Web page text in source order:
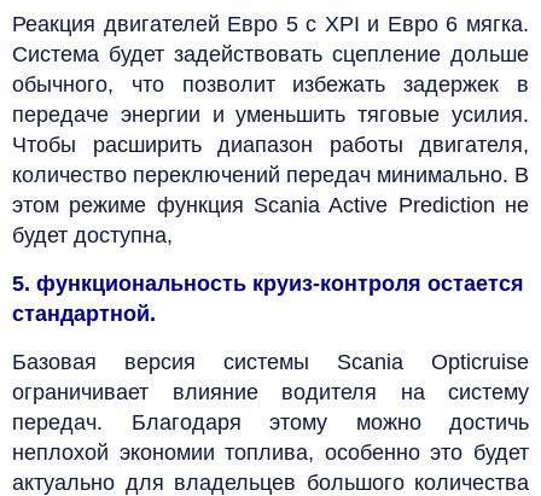
Реакция двигателей Евро 5 с XPI и Евро 6 мягка.
Система будет задействовать сцепление дольше
обычного, что позволит избежать задержек в
передаче энергии и уменьшить тяговые усилия.
Чтобы расширить диапазон работы двигателя,
количество переключений передач минимально. В
этом режиме функция Scania Active Prediction не
будет доступна,
5. функциональность круиз-контроля остается
стандартной.
Базовая версия системы Scania Opticruise
ограничивает влияние водителя на систему
передач. Благодаря этому можно достичь
неплохой экономии топлива, особенно это будет
актуально для владельцев большого количества